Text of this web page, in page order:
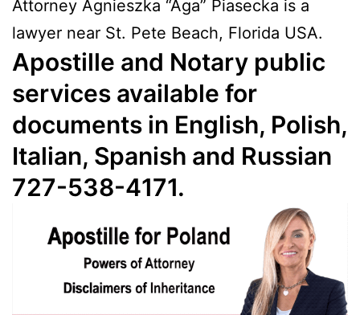
Attorney Agnieszka “Aga” Piasecka is a
lawyer near St. Pete Beach, Florida USA.
Apostille and Notary public
services available for
documents in English, Polish,
Italian, Spanish and Russian
727-538-4171.